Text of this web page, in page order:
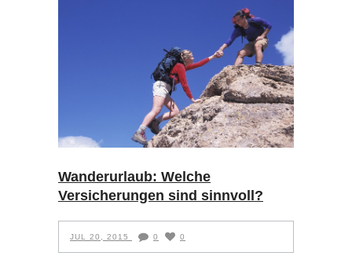
Wanderurlaub: Welche
Versicherungen sind sinnvoll?
JUL 20, 2015 0 0